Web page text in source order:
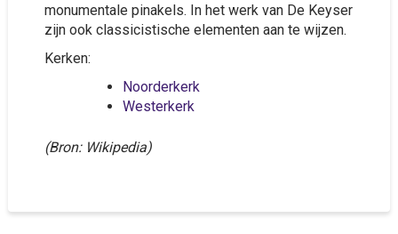
monumentale pinakels. In het werk van De Keyser
zijn ook classicistische elementen aan te wijzen.
Kerken:
Noorderkerk
Westerkerk
(Bron: Wikipedia)